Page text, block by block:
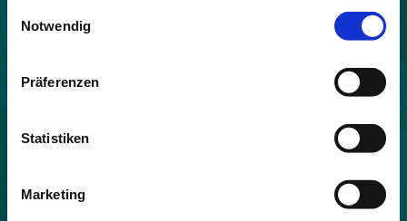
Notwendig
Präferenzen
Statistiken
Marketing
Land:
Beitrittsjahr:
Einwohner:
Fläche: